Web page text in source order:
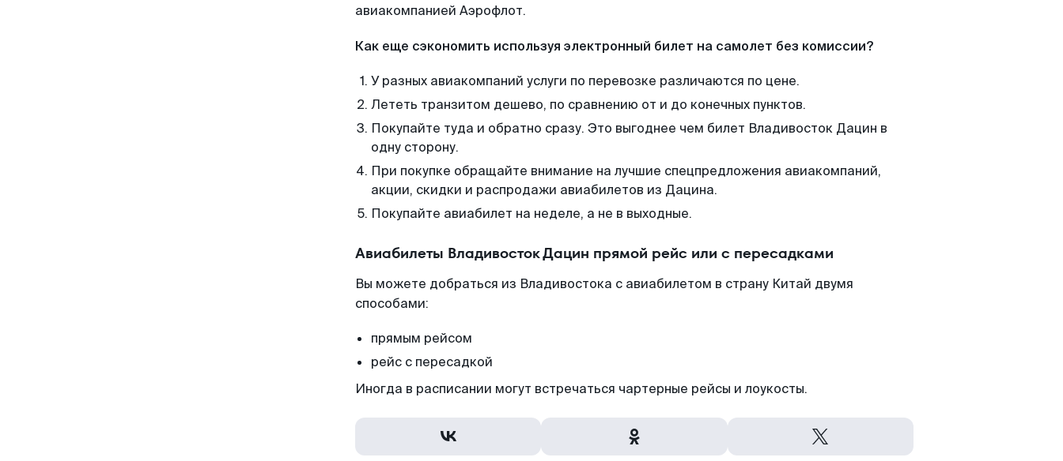
авиакомпанией Аэрофлот.
Как еще сэкономить используя электронный билет на самолет без комиссии?
У разных авиакомпаний услуги по перевозке различаются по цене.
Лететь транзитом дешево, по сравнению от и до конечных пунктов.
Покупайте туда и обратно сразу. Это выгоднее чем билет Владивосток Дацин в
одну сторону.
При покупке обращайте внимание на лучшие спецпредложения авиакомпаний,
акции, скидки и распродажи авиабилетов из Дацина.
Покупайте авиабилет на неделе, а не в выходные.
Авиабилеты Владивосток Дацин прямой рейс или с пересадками
Вы можете добраться из Владивостока с авиабилетом в страну Китай двумя
способами:
прямым рейсом
рейс с пересадкой
Иногда в расписании могут встречаться чартерные рейсы и лоукосты.